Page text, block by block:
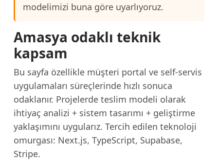
modelimizi buna göre uyarlıyoruz.
Amasya odaklı teknik
kapsam
Bu sayfa özellikle müşteri portal ve self-servis
uygulamaları süreçlerinde hızlı sonuca
odaklanır. Projelerde teslim modeli olarak
ihtiyaç analizi + sistem tasarımı + geliştirme
yaklaşımını uygularız. Tercih edilen teknoloji
omurgası: Next.js, TypeScript, Supabase,
Stripe.